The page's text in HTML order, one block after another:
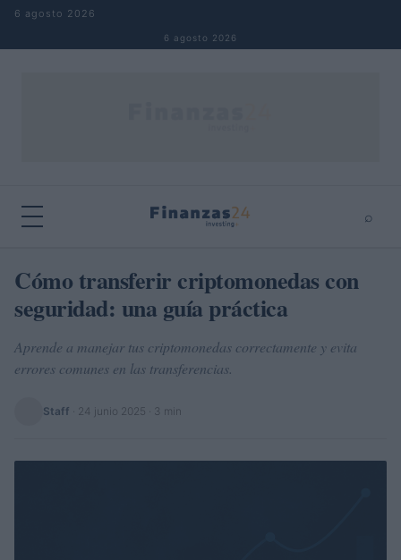
Saltar al contenido
6 agosto 2026
6 agosto 2026
⌕
Buscar ⌕
Cómo transferir criptomonedas con
seguridad: una guía práctica
Aprende a manejar tus criptomonedas correctamente y evita
errores comunes en las transferencias.
Staff 24 junio 2025 · 3 min